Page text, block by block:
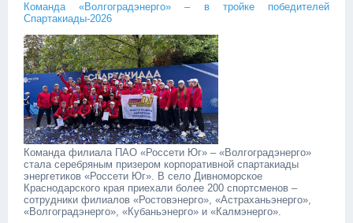
Команда «Волгоградэнерго» – в тройке победителей
Спартакиады-2026
Команда филиала ПАО «Россети Юг» – «Волгоградэнерго»
стала серебряным призером корпоративной спартакиады
энергетиков «Россети Юг». В село Дивноморское
Краснодарского края приехали более 200 спортсменов –
сотрудники филиалов «Ростовэнерго», «Астраханьэнерго»,
«Волгоградэнерго», «Кубаньэнерго» и «Калмэнерго».